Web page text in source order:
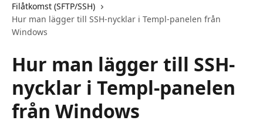
Filåtkomst (SFTP/SSH)
Hur man lägger till SSH-nycklar i Templ-panelen från
Windows
Hur man lägger till SSH-
nycklar i Templ-panelen
från Windows